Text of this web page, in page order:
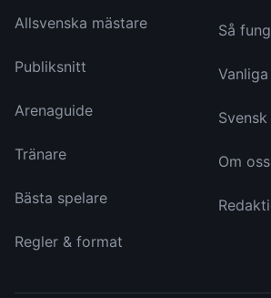
Allsvenska mästare
Publiksnitt
Arenaguide
Tränare
Bästa spelare
Regler & format
Så
Om oss